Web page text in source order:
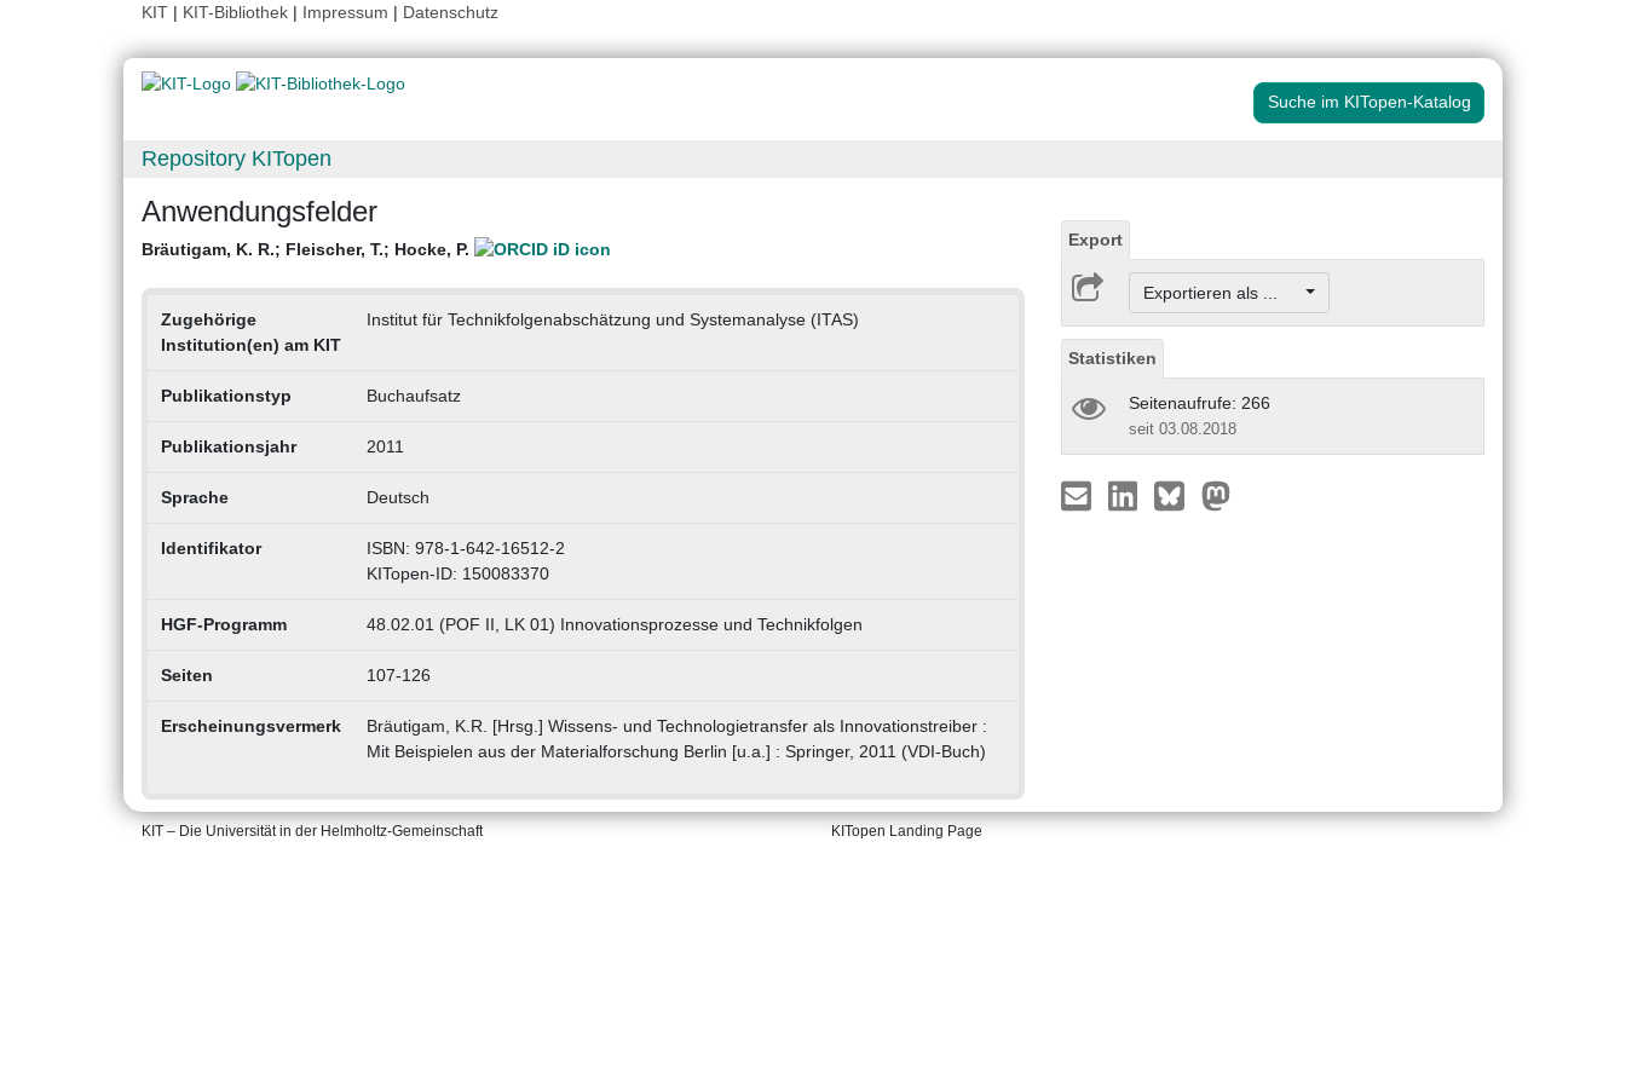
KIT | KIT-Bibliothek | Impressum | Datenschutz
Suche im KITopen-Katalog
Repository KITopen
Anwendungsfelder
Bräutigam, K. R.; Fleischer, T.; Hocke, P.
Zugehörige
Institution(en) am KIT
Institut für Technikfolgenabschätzung und Systemanalyse (ITAS)
Publikationstyp Buchaufsatz
Publikationsjahr 2011
Sprache Deutsch
Identifikator
ISBN: 978-1-642-16512-2
KITopen-ID: 150083370
HGF-Programm 48.02.01 (POF II, LK 01) Innovationsprozesse und Technikfolgen
Seiten 107-126
Erscheinungsvermerk
Bräutigam, K.R. [Hrsg.] Wissens- und Technologietransfer als Innovationstreiber :
Mit Beispielen aus der Materialforschung Berlin [u.a.] : Springer, 2011 (VDI-Buch)
Export
Exportieren als ...
Statistiken
Seitenaufrufe: 266
seit 03.08.2018
KIT – Die Universität in der Helmholtz-Gemeinschaft KITopen Landing Page